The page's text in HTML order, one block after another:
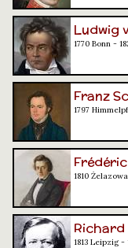
Ludwig
1770 Bonn -
Franz
1797
1810
Richard
1813 Leipzig -